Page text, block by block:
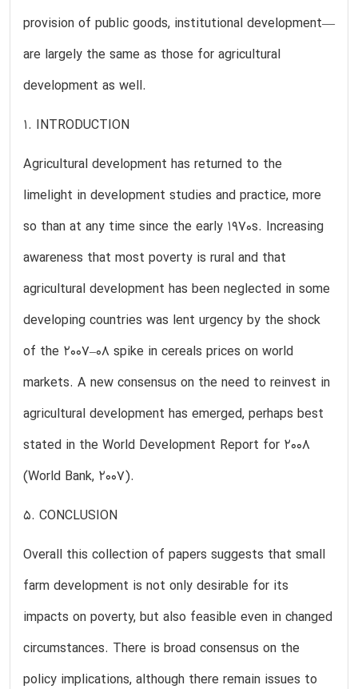
provision of public goods, institutional development—
are largely the same as those for agricultural
development as well.
1. INTRODUCTION
Agricultural development has returned to the
limelight in development studies and practice, more
so than at any time since the early 1970s. Increasing
awareness that most poverty is rural and that
agricultural development has been neglected in some
developing countries was lent urgency by the shock
of the 2007–08 spike in cereals prices on world
markets. A new consensus on the need to reinvest in
agricultural development has emerged, perhaps best
stated in the World Development Report for 2008
(World Bank, 2007).
5. CONCLUSION
Overall this collection of papers suggests that small
farm development is not only desirable for its
impacts on poverty, but also feasible even in changed
circumstances. There is broad consensus on the
policy implications, although there remain issues to